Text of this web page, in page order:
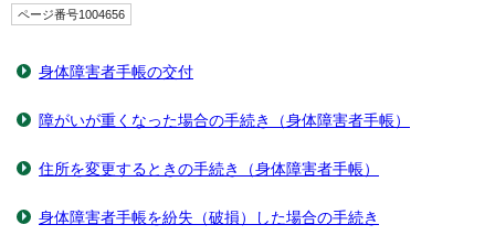
ページ番号1004656
身体障害者手帳の交付
障がいが重くなった場合の手続き（身体障害者手帳）
住所を変更するときの手続き（身体障害者手帳）
身体障害者手帳を紛失（破損）した場合の手続き